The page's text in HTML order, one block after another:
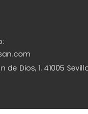
de Dios, 1. 41005